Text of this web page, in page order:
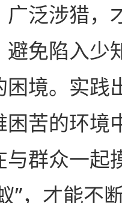
广泛涉猎，
免陷入少
困境。实践
苦的环境
与群众一起
”，才能不